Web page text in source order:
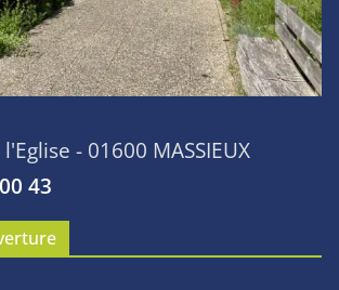
- 01600 MASSIEUX
43